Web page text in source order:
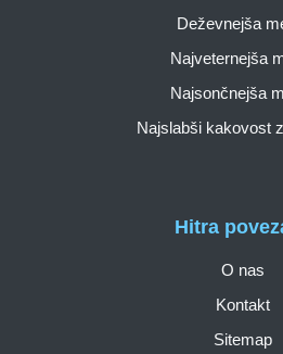
Hitra
O nas
Kontakt
Sitemap
Deževnejša
Najveternejša
Najsončnejša
Najslabši kakovost